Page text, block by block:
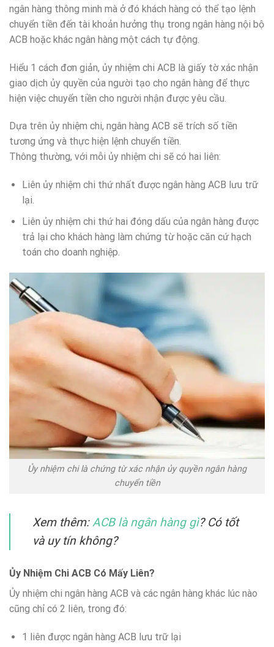
ngân hàng thông minh mà ở đó khách hàng có thể tạo lệnh
chuyển tiền đến tài khoản hưởng thụ trong ngân hàng nội bộ
ACB hoặc khác ngân hàng một cách tự động.
Hiểu 1 cách đơn giản, ủy nhiệm chi ACB là giấy tờ xác nhận
giao dịch ủy quyền của người tạo cho ngân hàng để thực
hiện việc chuyển tiền cho người nhận được yêu cầu.
Dựa trên ủy nhiệm chi, ngân hàng ACB sẽ trích số tiền
tương ứng và thực hiện lệnh chuyển tiền.
Thông thường, với mỗi ủy nhiệm chi sẽ có hai liên:
Liên ủy nhiệm chi thứ nhất được ngân hàng ACB lưu trữ
lại.
Liên ủy nhiệm chi thứ hai đóng dấu của ngân hàng được
trả lại cho khách hàng làm chứng từ hoặc căn cứ hạch
toán cho doanh nghiệp.
Ủy nhiệm chi là chứng từ xác nhận ủy quyền ngân hàng
chuyển tiền
Xem thêm:ACB là ngân hàng gì? Có tốt
và uy tín không?
Ủy Nhiệm Chi ACB Có Mấy Liên?
Ủy nhiệm chi ngân hàng ACB và các ngân hàng khác lúc nào
cũng chỉ có 2 liên, trong đó:
1 liên được ngân hàng ACB lưu trữ lại